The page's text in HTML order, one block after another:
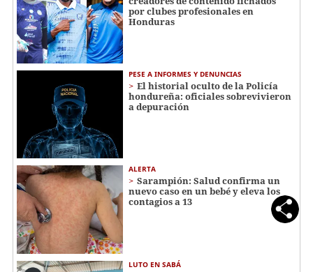
por clubes profesionales en
Honduras
PESE A INFORMES Y DENUNCIAS
El historial oculto de la Policía
hondureña: oficiales sobrevivieron
a depuración
ALERTA
Sarampión: Salud confirma un
nuevo caso en un bebé y eleva los
contagios a 13
LUTO EN SABÁ